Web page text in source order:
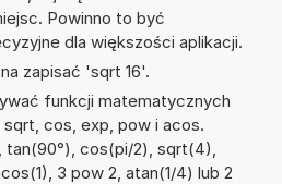
Powinno to być
dla większości aplikacji.
zapisać 'sqrt 16'.
funkcji matematycznych
sqrt, cos, exp, pow i acos.
tan(90°), cos(pi/2), sqrt(4),
3 pow 2, atan(1/4) lub 2